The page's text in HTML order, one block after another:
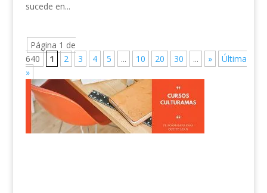
sucede en...
Página 1 de
640
1 2 3 4 5 ... 10 20 30 ... »
Última
»